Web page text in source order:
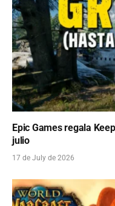
Epic Games regala
julio
17 de July de 2026